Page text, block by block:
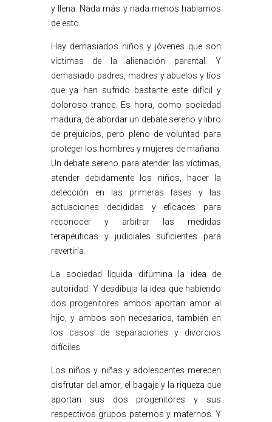
y llena. Nada más y nada menos hablamos
de esto.
Hay demasiados niños y jóvenes que son
víctimas de la alienación parental. Y
demasiado padres, madres y abuelos y tíos
que ya han sufrido bastante este difícil y
doloroso trance. Es hora, como sociedad
madura, de abordar un debate sereno y libro
de prejuicios, pero pleno de voluntad para
proteger los hombres y mujeres de mañana.
Un debate sereno para atender las víctimas,
atender debidamente los niños, hacer la
detección en las primeras fases y las
actuaciones decididas y eficaces para
reconocer y arbitrar las medidas
terapéuticas y judiciales suficientes para
revertirla.
La sociedad líquida difumina la idea de
autoridad. Y desdibuja la idea que habiendo
dos progenitores ambos aportan amor al
hijo, y ambos son necesarios, también en
los casos de separaciones y divorcios
difíciles.
Los niños y niñas y adolescentes merecen
disfrutar del amor, el bagaje y la riqueza que
aportan sus dos progenitores y sus
respectivos grupos paternos y maternos. Y